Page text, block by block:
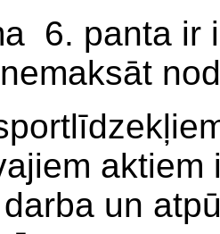
6. panta ir
un